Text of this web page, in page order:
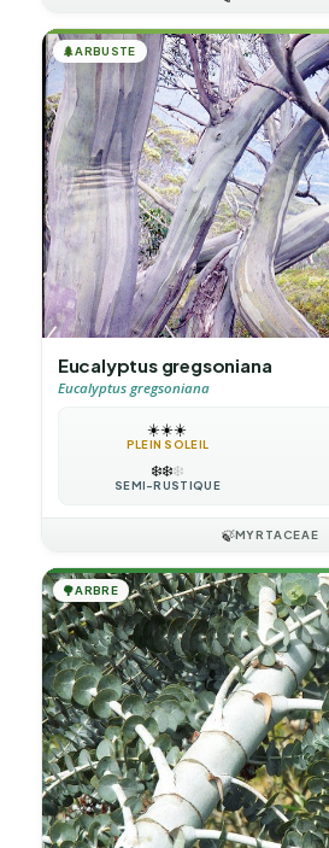
🌲ARBUSTE
Eucalyptus gregsoniana
Eucalyptus gregsoniana
☀️☀️☀️
PLEIN SOLEIL
❄️❄️❄️
SEMI-RUSTIQUE
🍃MYRTACEAE
🌳ARBRE